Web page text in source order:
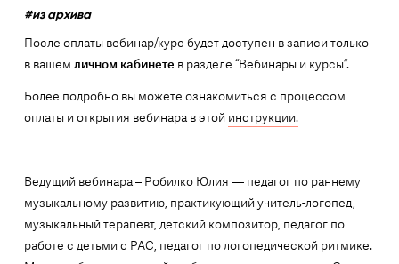
#из архива
После оплаты вебинар/курс будет доступен в записи только
в вашем личном кабинете в разделе “Вебинары и курсы”.
Более подробно вы можете ознакомиться с процессом
оплаты и открытия вебинара в этой инструкции.
Ведущий вебинара – Робилко Юлия — педагог по раннему
музыкальному развитию, практикующий учитель-логопед,
музыкальный терапевт, детский композитор, педагог по
работе с детьми с РАС, педагог по логопедической ритмике.